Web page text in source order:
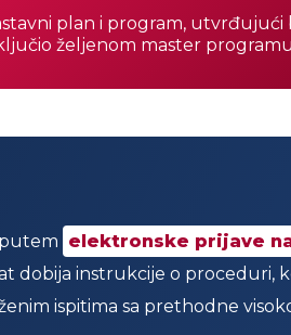
plan i program, utvrđujući
željenom master
elektronske prijave
dobija instrukcije o proceduri,
ispitima sa prethodne